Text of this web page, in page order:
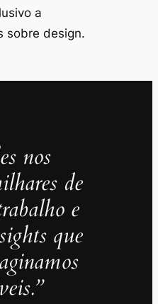
a
sobre design.
nos
de
e
que